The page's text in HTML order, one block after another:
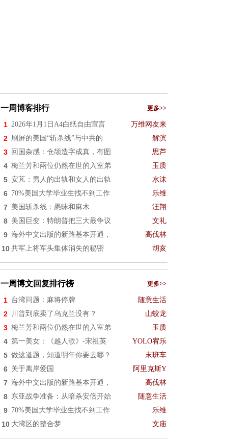
一周博客排行 更多>>
1 2026年1月1日A4白纸自由宣言 万维网友来
2 刷屏的美国“斩杀线”与中共的 解滨
3 回国杂感：仓颉造字成真，有图 思芦
4 梅兰芳和兩位仍然在世的入室弟 玉质
5 安芃：男人的出轨和女人的出轨 水沫
6 70%美国大学毕业生找不到工作 乐维
7 美国斩杀线：愚昧和麻木 汪翔
8 美国巨变：特朗普把三大最争议 文礼
9 海外中文出版的新路基本开通， 高伐林
10 共军上将军头集体消失的秘密 胡亥
一周博文回复排行榜 更多>>
1 台湾问题：麻将停牌 随意生活
2 川普到底卖了乌克兰没有？ 山蛟龙
3 梅兰芳和兩位仍然在世的入室弟 玉质
4 第一美女：《越人歌》-宋祖英 YOLO宥乐
5 做这道题，知道明年你要去哪？ 末班车
6 关于离岸爱国 阿里克斯Y
7 海外中文出版的新路基本开通， 高伐林
8 东亚战争准备：从暗杀安倍开始 随意生活
9 70%美国大学毕业生找不到工作 乐维
10 大湾区的整合梦 文庙